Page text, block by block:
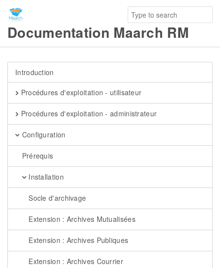
Documentation Maarch RM
Introduction
Procédures d'exploitation - utilisateur
Procédures d'exploitation - administrateur
Configuration
Prérequis
Installation
Socle d'archivage
Extension : Archives Mutualisées
Extension : Archives Publiques
Extension : Archives Courrier